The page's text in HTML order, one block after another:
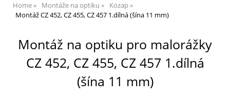
Home Montáže na optiku
Kozap
Montáž CZ 452, CZ 455, CZ 457 1.dílná (šína 11 mm)
Montáž na optiku pro malorážky
CZ 452, CZ 455, CZ 457 1.dílná
(šína 11 mm)